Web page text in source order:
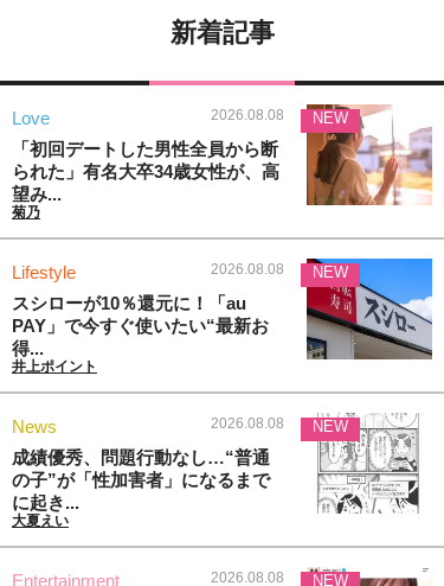
新着記事
Love 2026.08.08
「初回デートした男性全員から断
られた」有名大卒34歳女性が、高
望み...
菊乃
NEW
Lifestyle 2026.08.08
スシローが10％還元に！「au
PAY」で今すぐ使いたい“最新お
得...
井上ポイント
NEW
News 2026.08.08
成績優秀、問題行動なし…“普通
の子”が「性加害者」になるまで
に起き...
大夏えい
NEW
Entertainment 2026.08.08 NEW